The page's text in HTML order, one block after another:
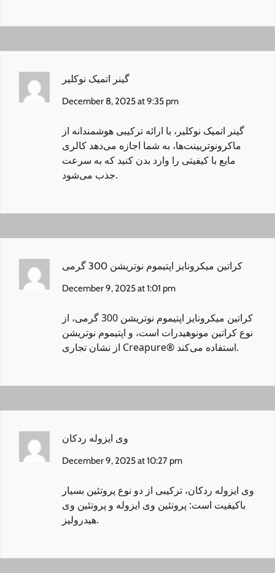
گینر اتمیک نوکلیر
December 8, 2025 at 9:35 pm
گینر اتمیک نوکلیر ، با ارائه ترکیبی هوشمندانه از
ماکرونوتریینت‌ها، به شما اجازه می‌دهد کالری
مایع با کیفیتی را وارد بدن کنید که به سرعت
جذب می‌شود.
کراتین میکرونایز اپتیموم نوتریشن 300 گرمی
December 9, 2025 at 1:01 pm
کراتین میکرونایز اپتیموم نوتریشن 300 گرمی
، از
نوع کراتین مونوهیدرات است، و اپتیموم نوتریشن
از نشان تجاری Creapure® استفاده می‌کند.
وی ایزوله ردکان
December 9, 2025 at 10:27 pm
وی ایزوله ردکان، ترکیبی از دو نوع پروتئین بسیار
باکیفیت است: پروتئین وی ایزوله و پروتئین وی
هیدرولیز.